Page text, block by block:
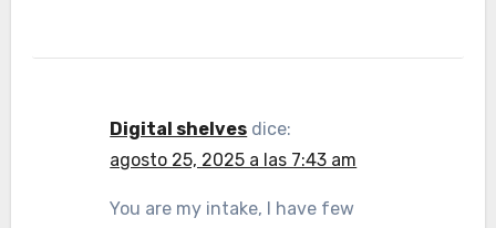
Digital shelves dice:
agosto 25, 2025 a las 7:43 am
You are my intake, I have few